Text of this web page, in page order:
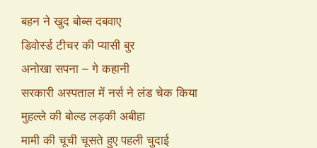
बहन ने खुद बोब्स दबवाए
डिवोर्स्ड टीचर की प्यासी बुर
अनोखा सपना – गे कहानी
सरकारी अस्पताल में नर्स ने लंड चेक किया
मुहल्ले की बोल्ड लड़की अबीहा
मामी की चूची चूसते हुए पहली चुदाई